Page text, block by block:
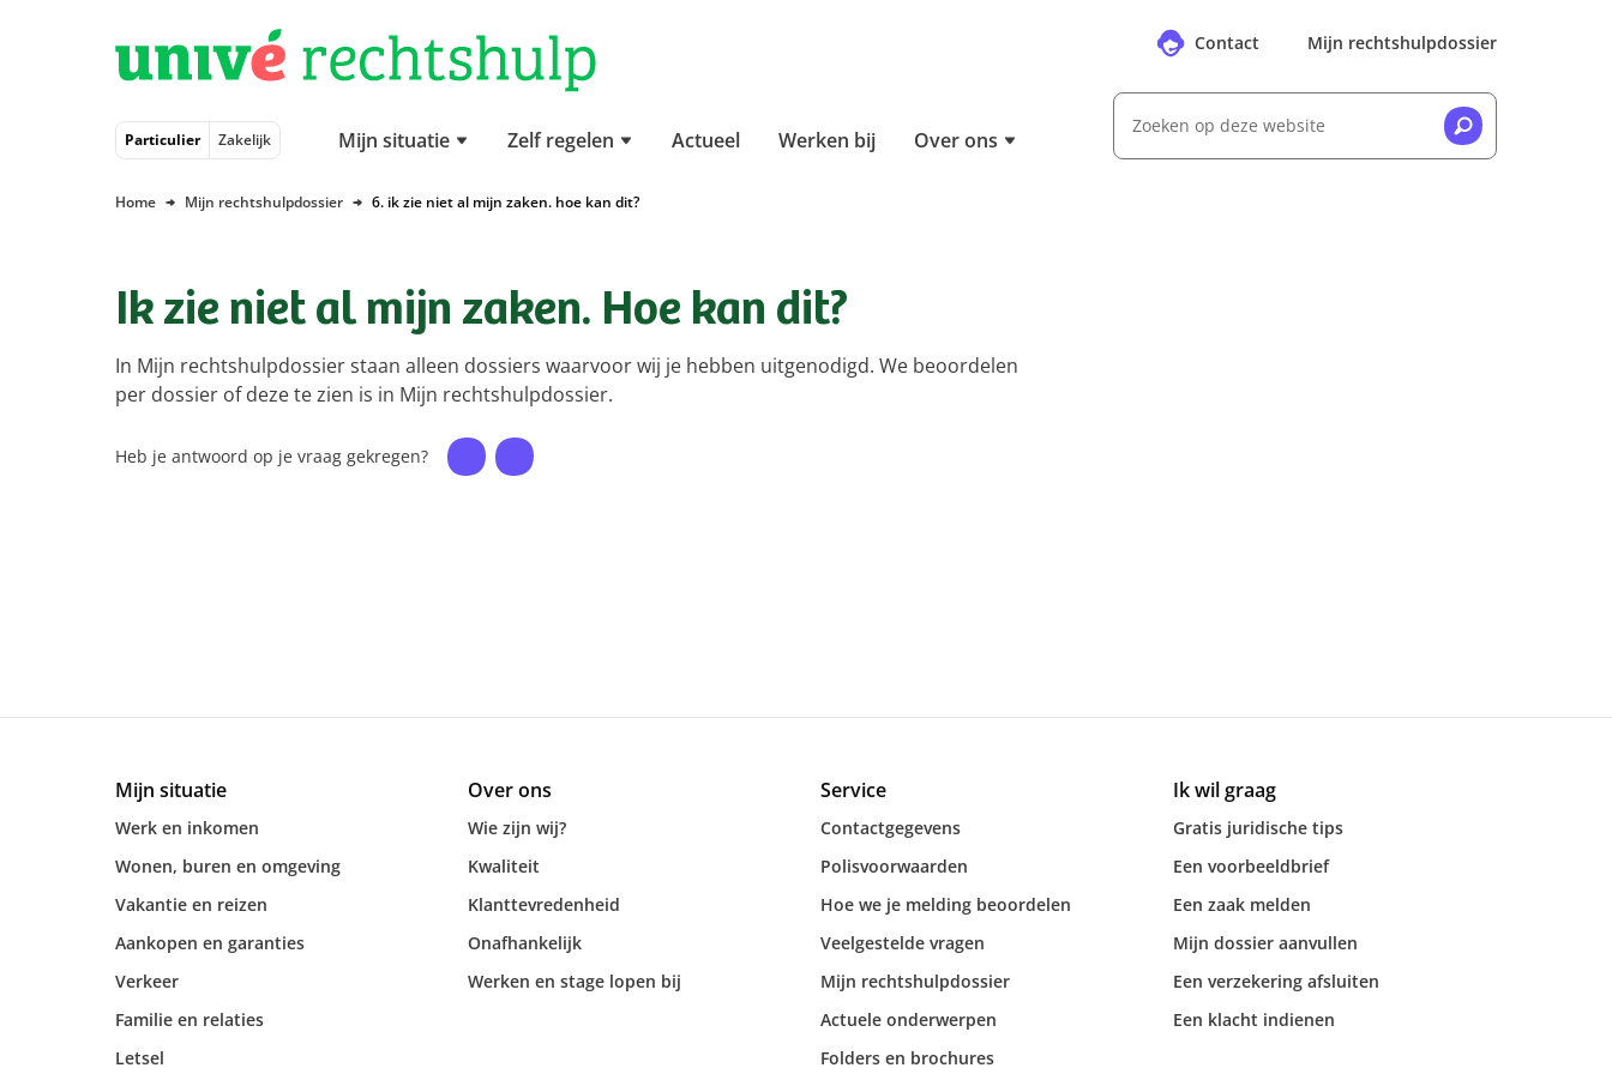
Naar hoofdinhoud
Naar hoofdnavigatie
Naar footer Contact Mijn rechtshulpdossier
Particulier Zakelijk Mijn situatie Zelf regelen Actueel Werken bij Over ons
Zoeken op deze website
Home Mijn rechtshulpdossier 6. ik zie niet al mijn zaken. hoe kan dit?
Ik zie niet al mijn zaken. Hoe kan dit?
In Mijn rechtshulpdossier staan alleen dossiers waarvoor wij je hebben uitgenodigd. We beoordelen
per dossier of deze te zien is in Mijn rechtshulpdossier.
Heb je antwoord op je vraag gekregen?
Mijn situatie
Werk en inkomen
Wonen, buren en omgeving
Vakantie en reizen
Aankopen en garanties
Verkeer
Familie en relaties
Letsel
Over ons
Wie zijn wij?
Kwaliteit
Klanttevredenheid
Onafhankelijk
Werken en stage lopen bij
Service
Contactgegevens
Polisvoorwaarden
Hoe we je melding beoordelen
Veelgestelde vragen
Mijn rechtshulpdossier
Actuele onderwerpen
Folders en brochures
Ik wil graag
Gratis juridische tips
Een voorbeeldbrief
Een zaak melden
Mijn dossier aanvullen
Een verzekering afsluiten
Een klacht indienen